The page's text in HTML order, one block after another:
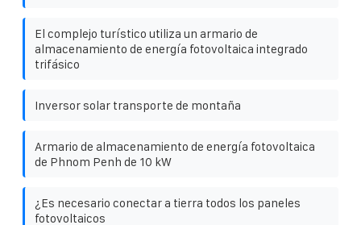
El complejo turístico utiliza un armario de
almacenamiento de energía fotovoltaica integrado
trifásico
Inversor solar transporte de montaña
Armario de almacenamiento de energía fotovoltaica
de Phnom Penh de 10 kW
¿Es necesario conectar a tierra todos los paneles
fotovoltaicos